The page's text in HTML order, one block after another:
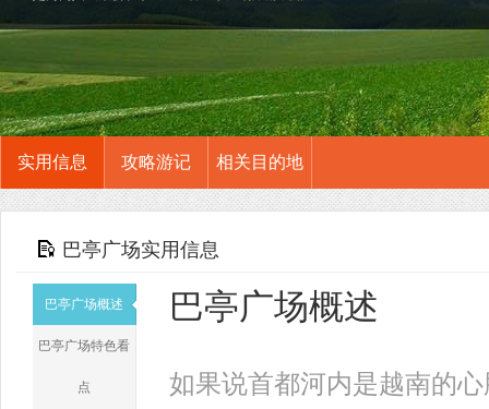
实用信息 攻略游记 相关目的地
巴亭广场实用信息
巴亭广场概述
巴亭广场特色看
点
巴亭广场概述
如果说首都河内是越南的